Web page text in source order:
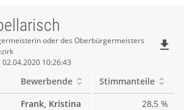
oder des Oberbürgermeisters
10:26:43
file_download
Bewerbende
Stimmanteile
Frank, Kristina
28,5 %